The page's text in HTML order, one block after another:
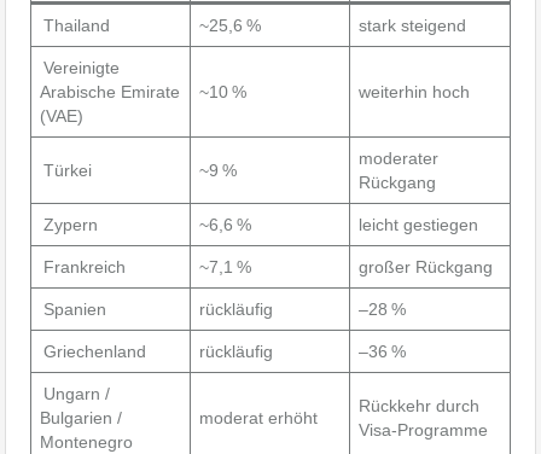
Thailand ~25,6 % stark steigend
Vereinigte
Arabische Emirate
(VAE)
~10 % weiterhin hoch
Türkei ~9 %
moderater
Rückgang
Zypern ~6,6 % leicht gestiegen
Frankreich ~7,1 % großer Rückgang
Spanien rückläufig –28 %
Griechenland rückläufig –36 %
Ungarn /
Bulgarien /
Montenegro
moderat erhöht
Rückkehr durch
Visa-Programme